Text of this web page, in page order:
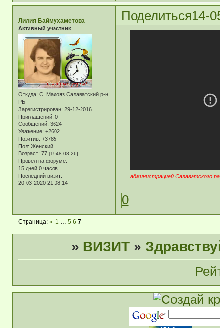
Поделиться14-
Лилия Баймухаметова
Активный участник
Откуда: С. Малояз Салаватский р-н
РБ
Зарегистрирован: 29-12-2016
Приглашений: 0
Сообщений: 3624
Уважение: +2602
Позитив: +3785
Пол: Женский
Возраст: 77 [1948-08-26]
Провел на форуме:
15 дней 0 часов
Последний визит:
20-03-2020 21:08:14
администрацией Салаватского
0
Страница: « 1 … 5 6 7
» ВИЗИТ »